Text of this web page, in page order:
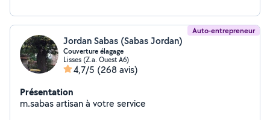
Auto-entrepreneur
Jordan Sabas (Sabas Jordan)
Couverture élagage
Lisses (Z.a. Ouest A6)
4,7/5 (268 avis)
Présentation
m.sabas artisan à votre service